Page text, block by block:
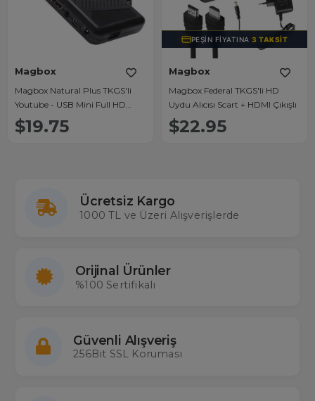
Magbox
Magbox Natural Plus TKGS'li
Youtube - USB Mini Full HD
Uydu Alıcısı
$19.75
PEŞIN FIYATINA3 TAKSIT
Magbox
Magbox Federal TKGS'li HD
Uydu Alıcısı Scart + HDMI Çıkışlı
$22.95
Ücretsiz Kargo
1000 TL ve Üzeri Alışverişlerde
Orijinal Ürünler
%100 Sertifikalı
Güvenli Alışveriş
256Bit SSL Koruması